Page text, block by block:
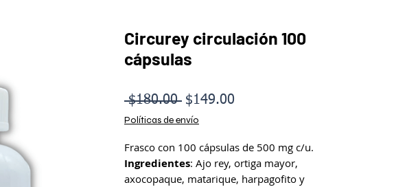
Circurey circulación 100
cápsulas
$180.00 Precio
$149.00
Políticas de envío
Frasco con 100 cápsulas de 500 mg c/u.
Ingredientes: Ajo rey, ortiga mayor,
axocopaque, matarique, harpagofito y